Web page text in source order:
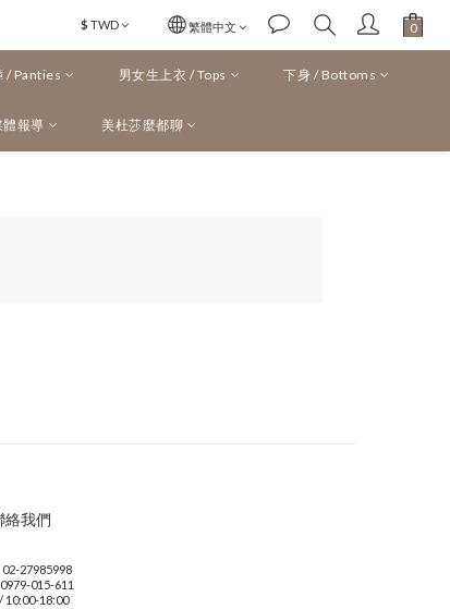
$ TWD 繁體中文
/ Panties 男女生上衣 / Tops 下身 / Bottoms
體報導 美杜莎麼都聊
絡我們
02-27985998
015-611
10:00-18:00